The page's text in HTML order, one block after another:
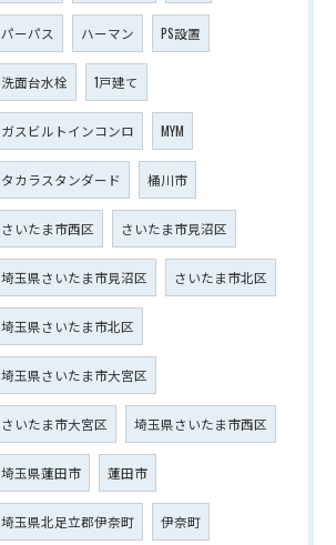
パーパス ハーマン PS設置
洗面台水栓 1戸建て
ガスビルトインコンロ MYM
タカラスタンダード 桶川市
さいたま市西区 さいたま市見沼区
埼玉県さいたま市見沼区 さいたま市北区
埼玉県さいたま市北区
埼玉県さいたま市大宮区
さいたま市大宮区 埼玉県さいたま市西区
埼玉県蓮田市 蓮田市
埼玉県北足立郡伊奈町 伊奈町